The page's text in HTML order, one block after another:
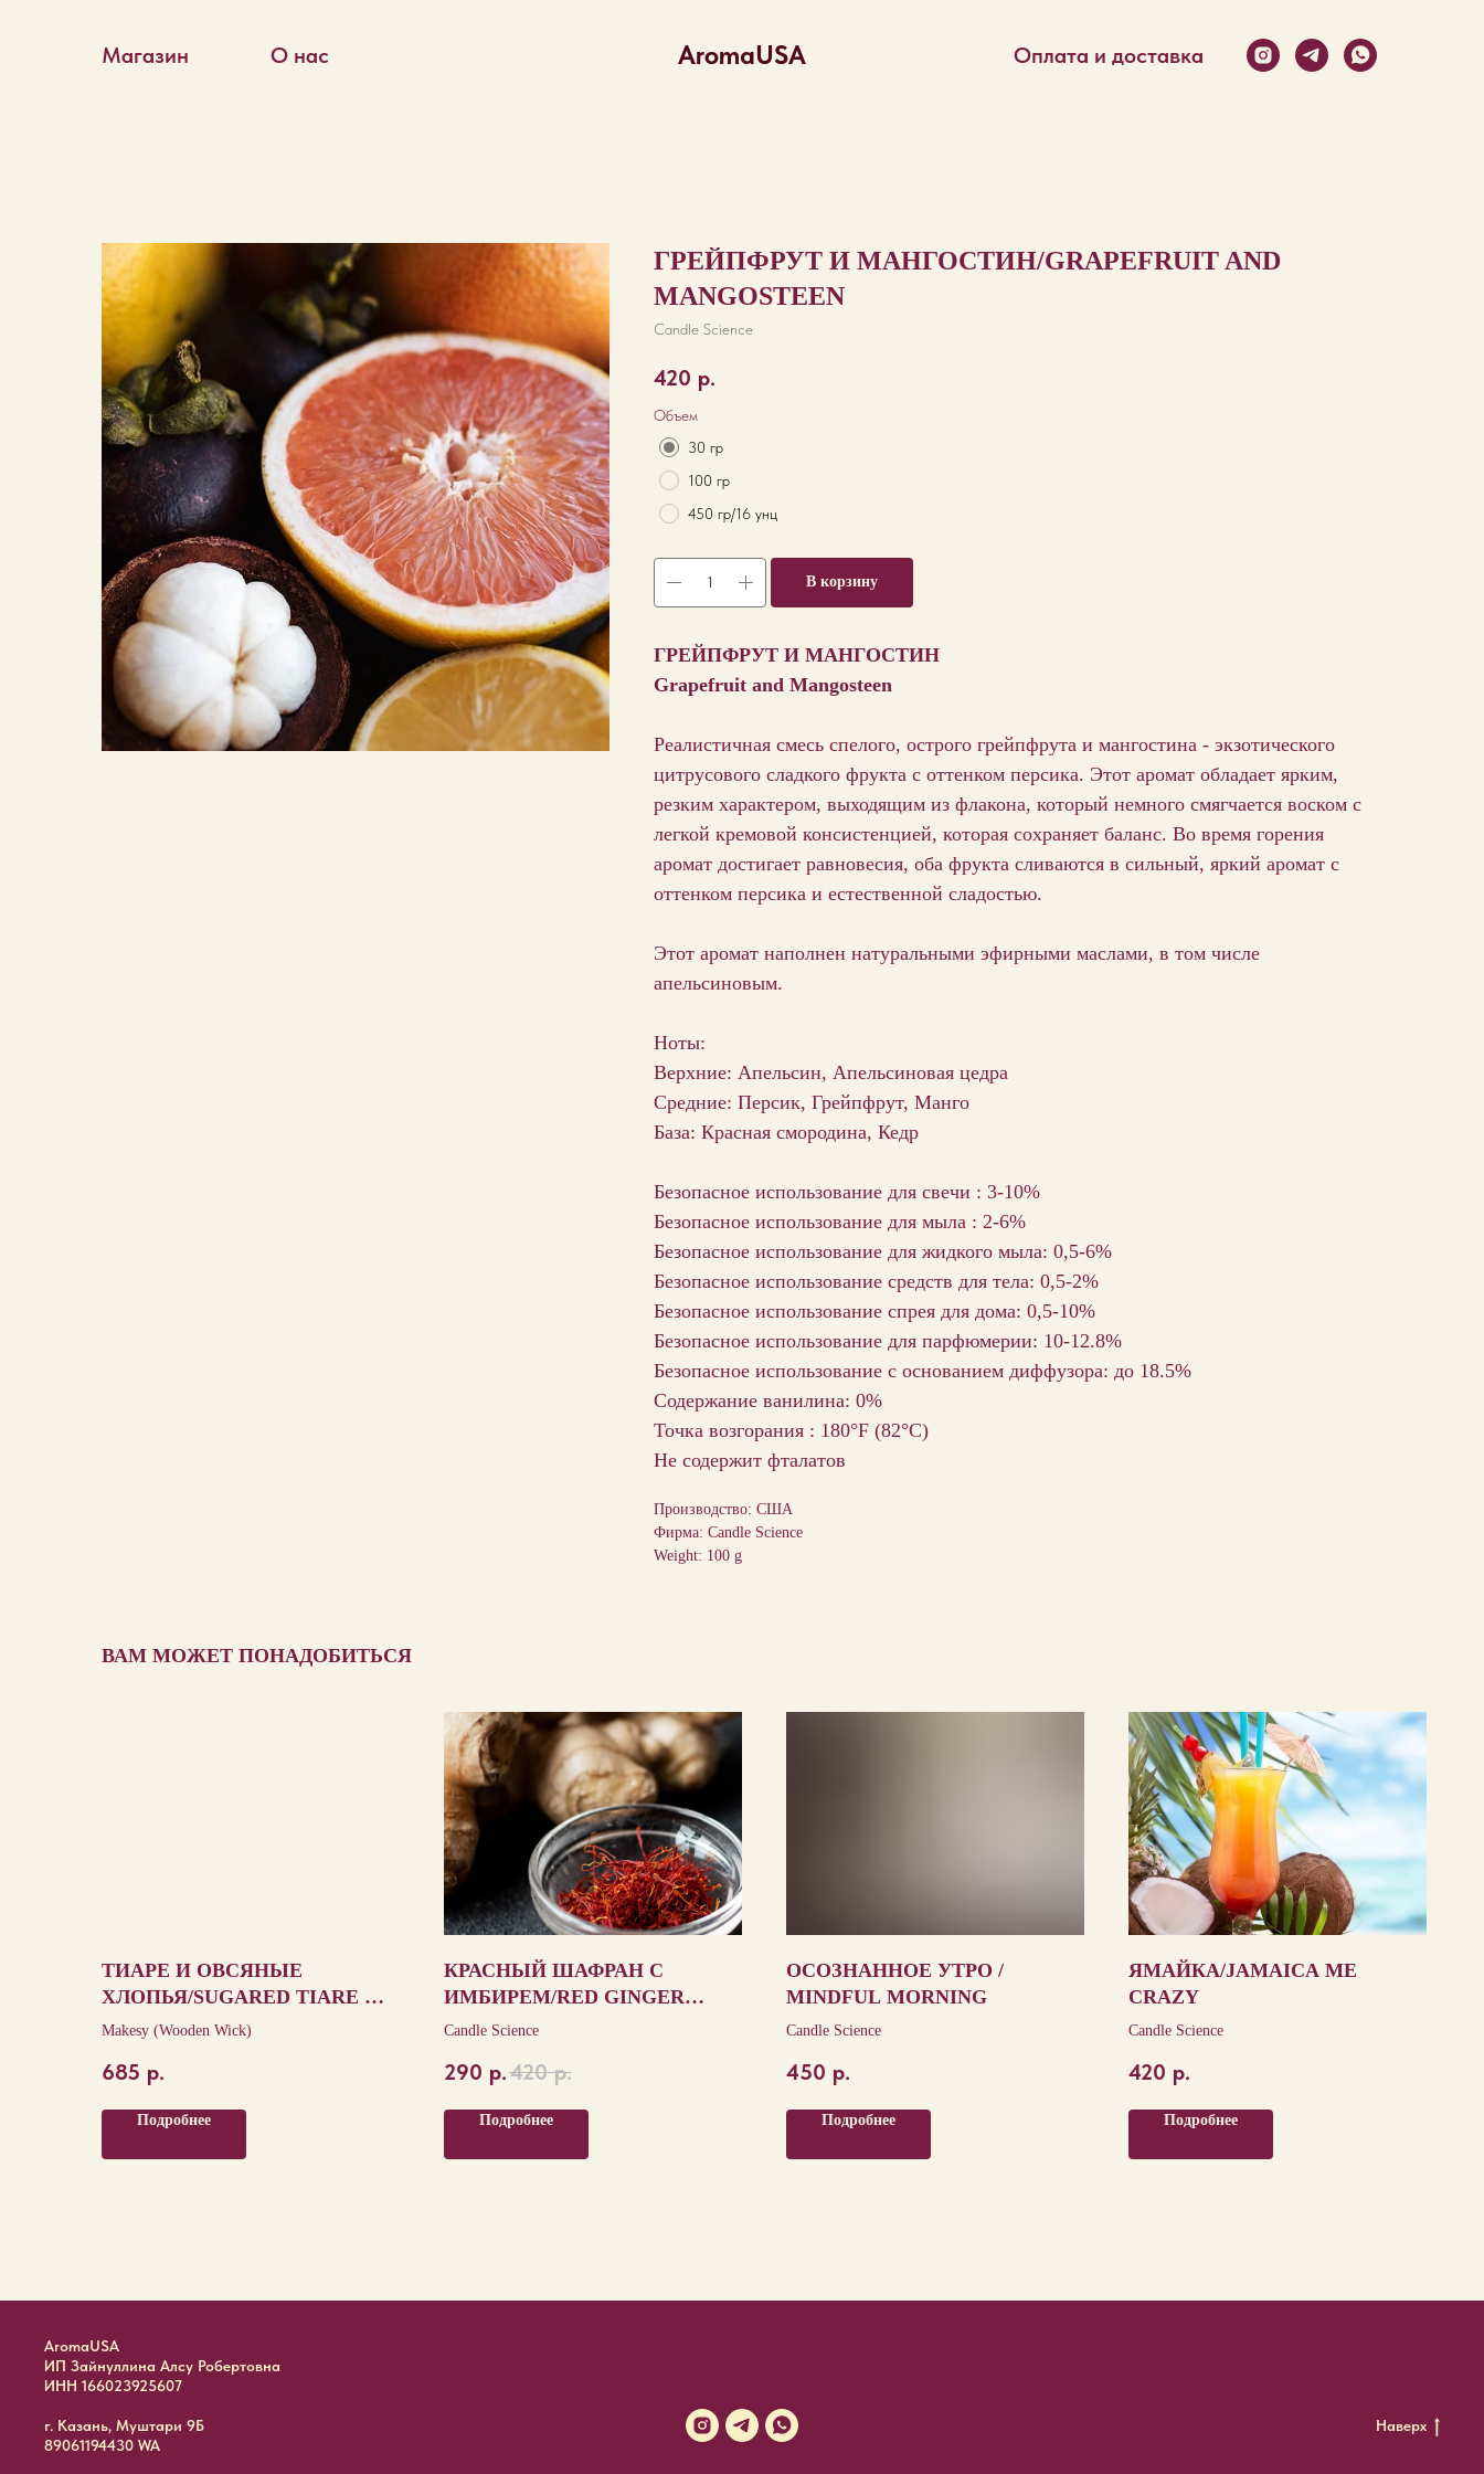
AromaUSA
Магазин О нас Оплата и доставка
ГРЕЙПФРУТ И МАНГОСТИН/GRAPEFRUIT AND
MANGOSTEEN
Candle Science
420 р.
Объем
30 гр
100 гр
450 гр/16 унц
В корзину
ГРЕЙПФРУТ И МАНГОСТИН
Grapefruit and Mangosteen
Реалистичная смесь спелого, острого грейпфрута и мангостина - экзотического
цитрусового сладкого фрукта с оттенком персика. Этот аромат обладает ярким,
резким характером, выходящим из флакона, который немного смягчается воском с
легкой кремовой консистенцией, которая сохраняет баланс. Во время горения
аромат достигает равновесия, оба фрукта сливаются в сильный, яркий аромат с
оттенком персика и естественной сладостью.
Этот аромат наполнен натуральными эфирными маслами, в том числе
апельсиновым.
Ноты:
Верхние: Апельсин, Апельсиновая цедра
Средние: Персик, Грейпфрут, Манго
База: Красная смородина, Кедр
Безопасное использование для свечи : 3-10%
Безопасное использование для мыла : 2-6%
Безопасное использование для жидкого мыла: 0,5-6%
Безопасное использование средств для тела: 0,5-2%
Безопасное использование спрея для дома: 0,5-10%
Безопасное использование для парфюмерии: 10-12.8%
Безопасное использование с основанием диффузора: до 18.5%
Содержание ванилина: 0%
Точка возгорания : 180°F (82°С)
Не содержит фталатов
Производство: США
Фирма: Candle Science
Weight: 100 g
ВАМ МОЖЕТ ПОНАДОБИТЬСЯ
ТИАРЕ И ОВСЯНЫЕ
ХЛОПЬЯ/SUGARED TIARE &
CREAMY OATS
Makesy (Wooden Wick)
685 р.
Подробнее
КРАСНЫЙ ШАФРАН С
ИМБИРЕМ/RED GINGER
SAFFRON
Candle Science
290 р.420 р.
Подробнее
ОСОЗНАННОЕ УТРО /
MINDFUL MORNING
Candle Science
450 р.
Подробнее
ЯМАЙКА/JAMAICA ME
CRAZY
Candle Science
420 р.
Подробнее
AromaUSA
ИП Зайнуллина Алсу Робертовна
ИНН 166023925607
г. Казань, Муштари 9Б
89061194430 WA
Наверх